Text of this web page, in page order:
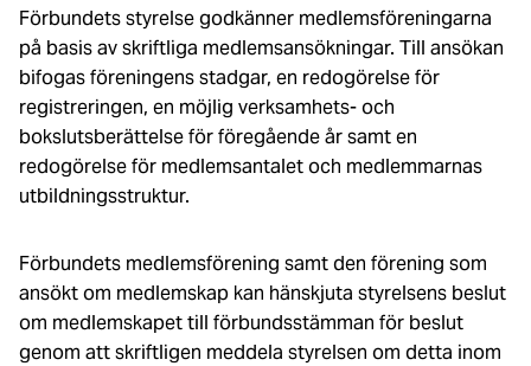
Förbundets styrelse godkänner medlemsföreningarna
på basis av skriftliga medlemsansökningar. Till ansökan
bifogas föreningens stadgar, en redogörelse för
registreringen, en möjlig verksamhets- och
bokslutsberättelse för föregående år samt en
redogörelse för medlemsantalet och medlemmarnas
utbildningsstruktur.
Förbundets medlemsförening samt den förening som
ansökt om medlemskap kan hänskjuta styrelsens beslut
om medlemskapet till förbundsstämman för beslut
genom att skriftligen meddela styrelsen om detta inom